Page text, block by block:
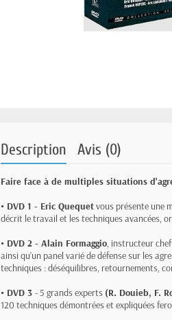
Description Avis (0)
Faire face à de multiples situations
• DVD 1 - Eric Quequetvous présente une
décrit le travail et les techniques avancées,
• DVD 2 - Alain Formaggio, instructeur chef
ainsi qu’un panel varié de défense sur les
techniques : déséquilibres, retournements,
• DVD 3 - 5 grands experts (R. Douieb, F.
120 techniques démontrées et expliquées